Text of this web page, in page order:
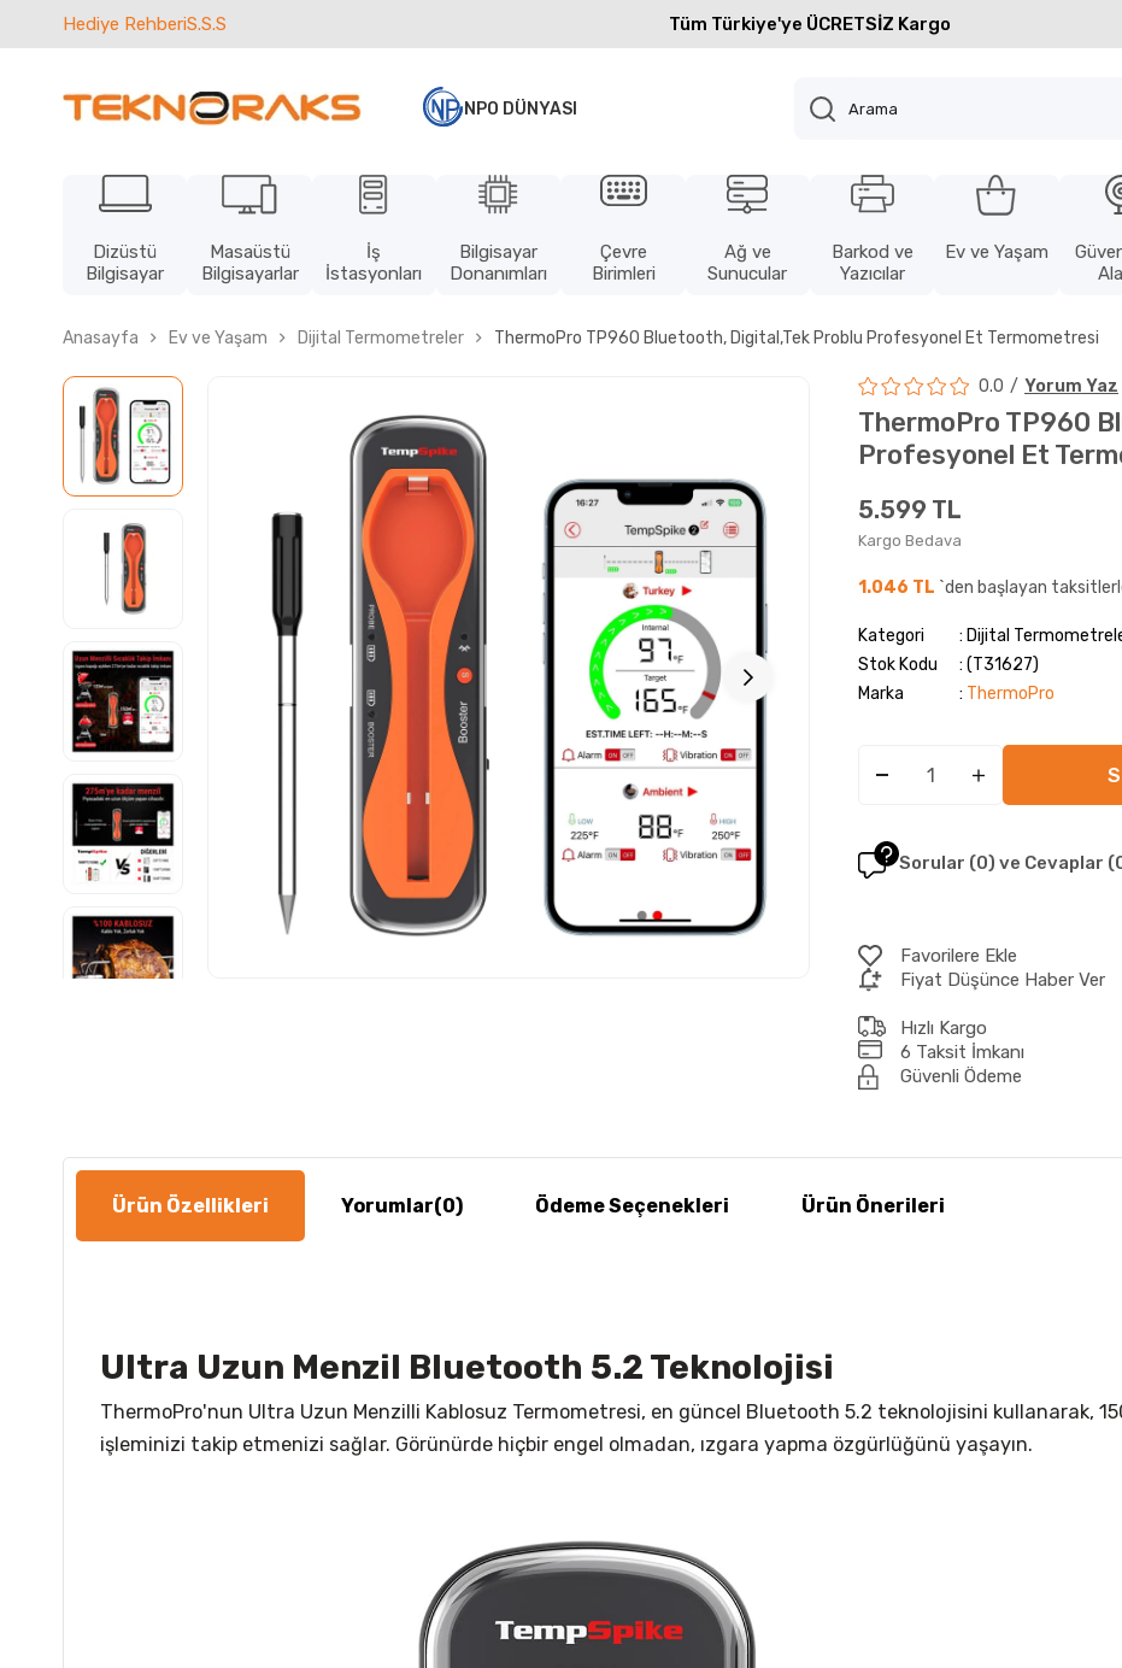
Hediye RehberiS.S.S Tüm Türkiye'ye ÜCRETSİZ Kargo
NPO DÜNYASI
Dizüstü
Bilgisayar
Masaüstü
Bilgisayarlar
İş
İstasyonları
Bilgisayar
Donanımları
Çevre
Birimleri
Ağ ve
Sunucular
Barkod ve
Yazıcılar
Ev ve Yaşam
Anasayfa Ev ve Yaşam Dijital Termometreler ThermoPro TP960 Bluetooth, Digital,Tek Problu Profesyonel Et Termometresi
0.0 Yorum Yaz
ThermoPro TP960
Profesyonel Et
5.599 TL
Kargo Bedava
1.046 TL `den başlayan
Kategori
Dijital
Stok Kodu
(T31627)
Marka
: ThermoPro
Sorular (0) ve Cevaplar
Favorilere Ekle
Fiyat Düşünce Haber Ver
Hızlı Kargo
6 Taksit İmkanı
Güvenli Ödeme
Ürün Özellikleri Yorumlar(0) Ödeme Seçenekleri Ürün Önerileri
Ultra Uzun Menzil Bluetooth 5.2 Teknolojisi
ThermoPro'nun Ultra Uzun Menzilli Kablosuz Termometresi, en güncel Bluetooth 5.2 teknolojisini kullanarak,
işleminizi takip etmenizi sağlar. Görünürde hiçbir engel olmadan, ızgara yapma özgürlüğünü yaşayın.